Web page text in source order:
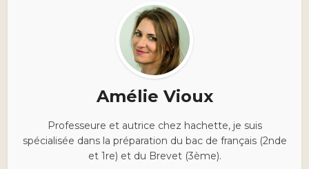
Amélie Vioux
Professeure et autrice chez hachette, je suis
spécialisée dans la préparation du bac de français (2nde
et 1re) et du Brevet (3ème).